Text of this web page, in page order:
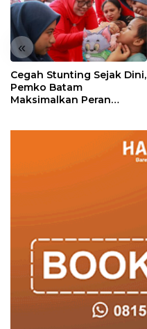
«
Cegah Stunting Sejak Dini,
Pemko Batam
Maksimalkan Peran